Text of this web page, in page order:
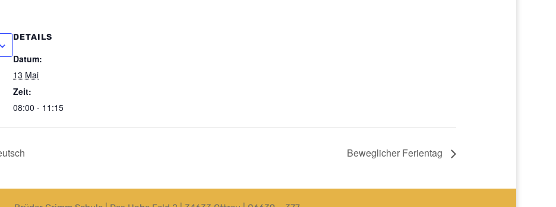
DETAILS
Datum:
13 Mai
Zeit:
08:00 - 11:15
Beweglicher Ferientag